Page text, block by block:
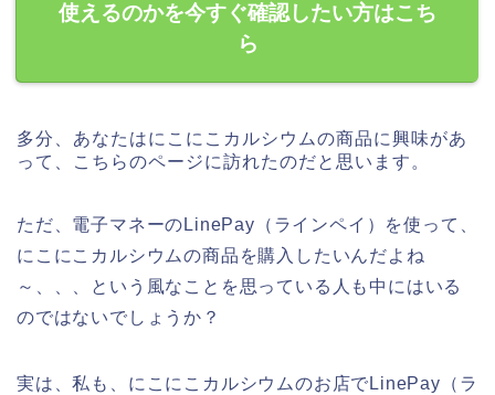
使えるのかを今すぐ確認したい方はこち
ら
多分、あなたはにこにこカルシウムの商品に興味があ
って、こちらのページに訪れたのだと思います。
ただ、電子マネーのLinePay（ラインペイ）を使って、
にこにこカルシウムの商品を購入したいんだよね
～、、、という風なことを思っている人も中にはいる
のではないでしょうか？
実は、私も、にこにこカルシウムのお店でLinePay（ラ